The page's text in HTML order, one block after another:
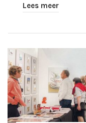
Lees meer